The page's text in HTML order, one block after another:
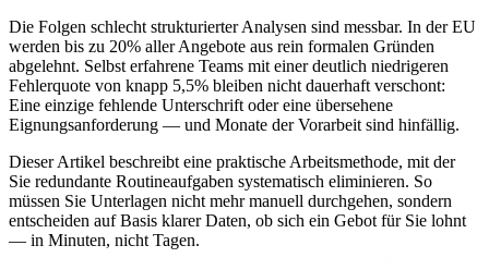
Die Folgen schlecht strukturierter Analysen sind messbar. In der EU
werden bis zu 20% aller Angebote aus rein formalen Gründen
abgelehnt. Selbst erfahrene Teams mit einer deutlich niedrigeren
Fehlerquote von knapp 5,5% bleiben nicht dauerhaft verschont:
Eine einzige fehlende Unterschrift oder eine übersehene
Eignungsanforderung — und Monate der Vorarbeit sind hinfällig.
Dieser Artikel beschreibt eine praktische Arbeitsmethode, mit der
Sie redundante Routineaufgaben systematisch eliminieren. So
müssen Sie Unterlagen nicht mehr manuell durchgehen, sondern
entscheiden auf Basis klarer Daten, ob sich ein Gebot für Sie lohnt
— in Minuten, nicht Tagen.